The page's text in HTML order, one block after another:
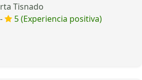
Tisnado
5 (Experiencia positiva)